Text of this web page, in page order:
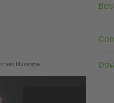
van illustratie